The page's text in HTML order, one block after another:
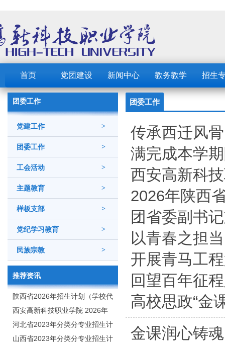
首页 党团建设 新闻中心 教务教学 招生
团委工作
>
党建工作
>
团委工作
>
工会活动
>
主题教育
>
样板支部
>
党纪学习教育
>
民族宗教
推荐资讯
陕西省2026年招生计划（学校代
码：8103）
西安高新科技职业学院 2026年
招生章程
河北省2023年分类分专业招生计
划（院校代号：1889）
山西省2023年分类分专业招生计
团委工作
传承西迁风
满完成本学
西安高新科技
2026年陕西
团省委副书
以青春之担
开展青马工
回望百年征
高校思政“金
金课润心铸